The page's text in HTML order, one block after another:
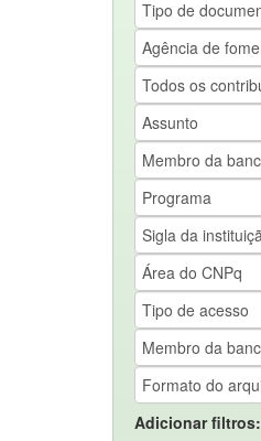
Adicionar filtros: